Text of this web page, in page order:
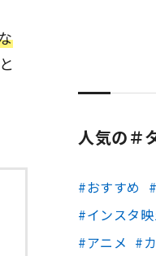
人気の＃
おすすめ
インスタ
アニメ